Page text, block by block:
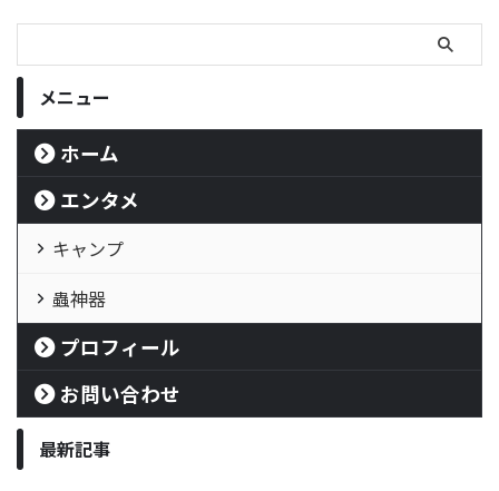
メニュー
ホーム
エンタメ
キャンプ
蟲神器
プロフィール
お問い合わせ
最新記事